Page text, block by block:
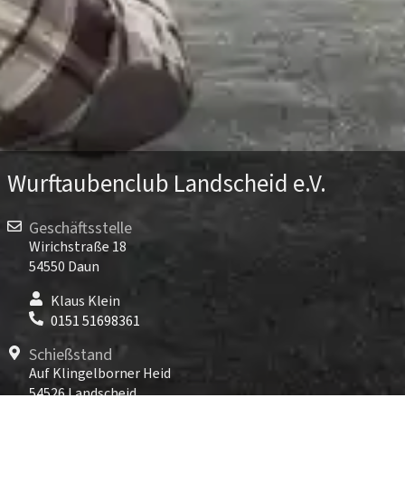
Wurftaubenclub Landscheid e.V.
Geschäftsstelle
Wirichstraße 18
54550 Daun
Klaus Klein
0151 51698361
Schießstand
Auf Klingelborner Heid
54526 Landscheid